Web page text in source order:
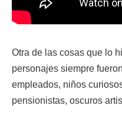
Otra de las cosas que lo
personajes siempre
empleados, niños
pensionistas, oscuros